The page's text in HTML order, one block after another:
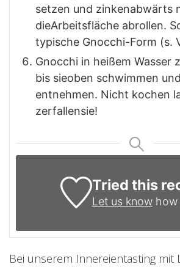
setzen und zinkenabwärts
dieArbeitsfläche abrollen.
typische Gnocchi-Form (s.
Gnocchi in heißem Wasser
bis sieoben schwimmen
entnehmen. Nicht kochen
zerfallensie!
Tried this
Let us knowhow
Bei unserem Innereientasting mit